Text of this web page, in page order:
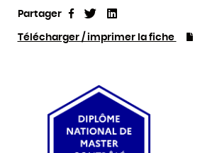
Partager PartagerTweet
Télécharger / imprimer la fiche